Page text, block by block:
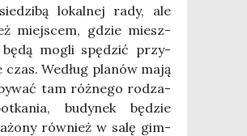
lokal­nej rady, ale
miej­scem, gdzie miesz­
będą mogli spę­dzić przy­
czas. Według pla­nów mają
tam róż­ne­go rodza­
budy­nek będzie
rów­nież w salę gim­